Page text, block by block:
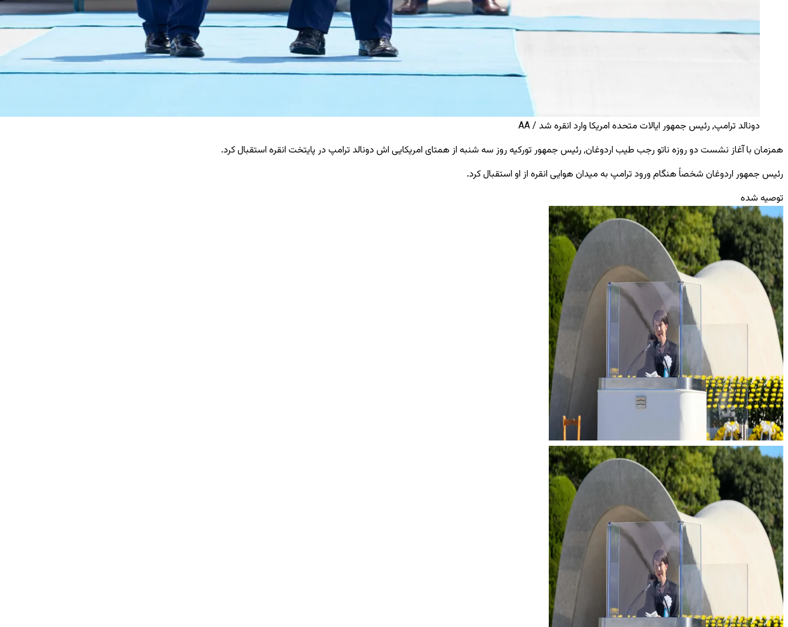
دونالد ترامپ, رئیس جمهور ایالات متحده امریکا وارد انقره شد / AA
همزمان با آغاز نشست دو روزه ناتو رجب طیب اردوغان, رئیس‌ جمهور تورکیه روز سه‌ شنبه از همتای امریکایی ‌اش دونالد ترامپ در پایتخت انقره استقبال کرد.
رئیس ‌جمهور اردوغان شخصاً هنگام ورود ترامپ به میدان هوایی انقره از او استقبال کرد.
توصیه شده